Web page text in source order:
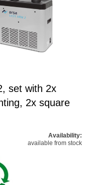
set with 2x
2x square
Availability:
available from stock